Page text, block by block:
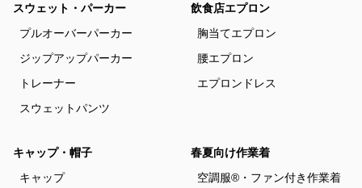
スウェット・パーカー
プルオーバーパーカー
ジップアップパーカー
トレーナー
スウェットパンツ
飲食店エプロン
胸当てエプロン
腰エプロン
エプロンドレス
キャップ・帽子
キャップ
春夏向け作業着
空調服®・ファン付き作業着